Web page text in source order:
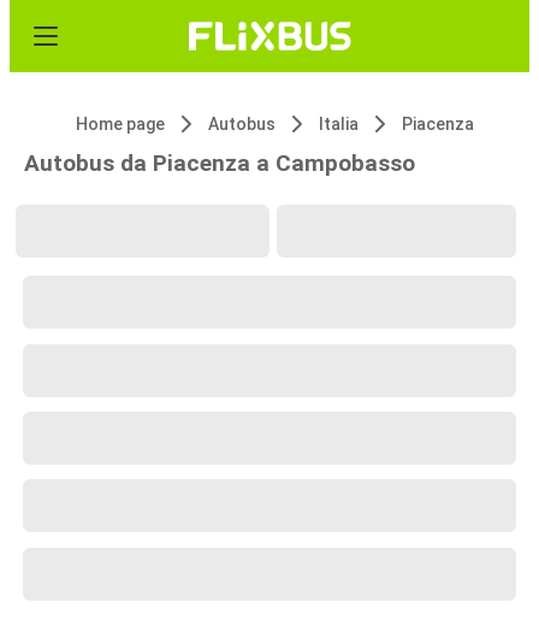
Home page Autobus Italia Piacenza
Autobus da Piacenza a Campobasso